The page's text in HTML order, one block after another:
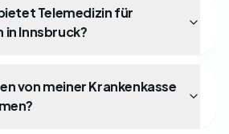
Telemedizin für
Innsbruck?
von meiner Krankenkasse